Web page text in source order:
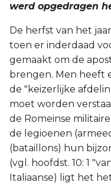
werd opgedragen
De herfst van het
toen er inderdaad
gemaakt om de
brengen. Men heeft
de "keizerlijke
moet worden
de Romeinse
de legioenen
(bataillons) hun
(vgl. hoofdst. 10: 1
Italiaanse) ligt het